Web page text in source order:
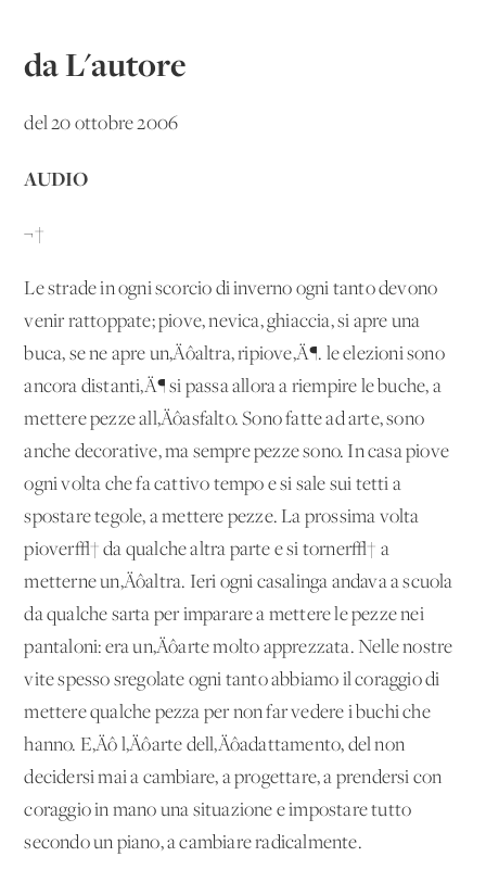
da L'autore
del 20 ottobre 2006
AUDIO
¬†
Le strade in ogni scorcio di inverno ogni tanto devono
venir rattoppate; piove, nevica, ghiaccia, si apre una
buca, se ne apre un‚Äôaltra, ripiove‚Ä¶. le elezioni sono
ancora distanti‚Ä¶ si passa allora a riempire le buche, a
mettere pezze all‚Äôasfalto. Sono fatte ad arte, sono
anche decorative, ma sempre pezze sono. In casa piove
ogni volta che fa cattivo tempo e si sale sui tetti a
spostare tegole, a mettere pezze. La prossima volta
piover√† da qualche altra parte e si torner√† a
metterne un‚Äôaltra. Ieri ogni casalinga andava a scuola
da qualche sarta per imparare a mettere le pezze nei
pantaloni: era un‚Äôarte molto apprezzata. Nelle nostre
vite spesso sregolate ogni tanto abbiamo il coraggio di
mettere qualche pezza per non far vedere i buchi che
hanno. E‚Äô l‚Äôarte dell‚Äôadattamento, del non
decidersi mai a cambiare, a progettare, a prendersi con
coraggio in mano una situazione e impostare tutto
secondo un piano, a cambiare radicalmente.